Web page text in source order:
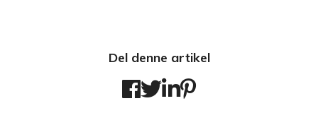
Del denne artikel